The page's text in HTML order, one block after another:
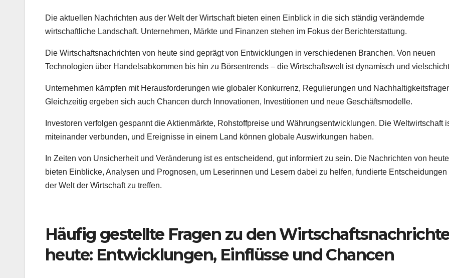
Die aktuellen Nachrichten aus der Welt der Wirtschaft bieten einen Einblick in die sich ständig verändernde
wirtschaftliche Landschaft. Unternehmen, Märkte und Finanzen stehen im Fokus der Berichterstattung.
Die Wirtschaftsnachrichten von heute sind geprägt von Entwicklungen in verschiedenen Branchen. Von neuen
Technologien über Handelsabkommen bis hin zu Börsentrends – die Wirtschaftswelt ist dynamisch und
Unternehmen kämpfen mit Herausforderungen wie globaler Konkurrenz, Regulierungen und
Gleichzeitig ergeben sich auch Chancen durch Innovationen, Investitionen und neue Geschäftsmodelle.
Investoren verfolgen gespannt die Aktienmärkte, Rohstoffpreise und Währungsentwicklungen. Die Weltwirtschaft
miteinander verbunden, und Ereignisse in einem Land können globale Auswirkungen haben.
In Zeiten von Unsicherheit und Veränderung ist es entscheidend, gut informiert zu sein. Die Nachrichten von heute
bieten Einblicke, Analysen und Prognosen, um Leserinnen und Lesern dabei zu helfen, fundierte Entscheidungen
der Welt der Wirtschaft zu treffen.
Häufig gestellte Fragen zu den
heute: Entwicklungen, Einflüsse und Chancen